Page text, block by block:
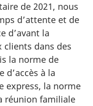
de 2021, nous
d’attente et de
d’avant la
clients dans des
la norme de
d’accès à la
express, la norme
réunion familiale